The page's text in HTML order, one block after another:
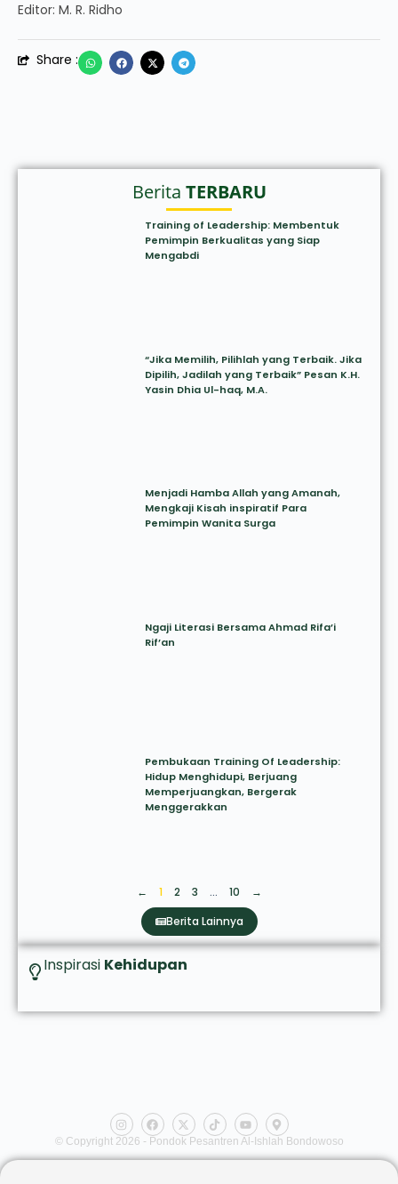
Editor: M. R. Ridho
Share :
Berita TERBARU
Training of Leadership: Membentuk
Pemimpin Berkualitas yang Siap
Mengabdi
“Jika Memilih, Pilihlah yang Terbaik. Jika
Dipilih, Jadilah yang Terbaik” Pesan K.H.
Yasin Dhia Ul-haq, M.A.
Menjadi Hamba Allah yang Amanah,
Mengkaji Kisah inspiratif Para
Pemimpin Wanita Surga
Ngaji Literasi Bersama Ahmad Rifa’i
Rif’an
Pembukaan Training Of Leadership:
Hidup Menghidupi, Berjuang
Memperjuangkan, Bergerak
Menggerakkan
← 1 2 3 … 10
→
Berita Lainnya
Inspirasi Kehidupan
© Copyright 2026 - Pondok Pesantren Al-Ishlah Bondowoso